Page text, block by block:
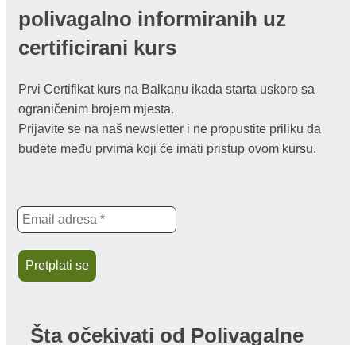
polivagalno informiranih uz
certificirani kurs
Prvi Certifikat kurs na Balkanu ikada starta uskoro sa
ograničenim brojem mjesta.
Prijavite se na naš newsletter i ne propustite priliku da
budete među prvima koji će imati pristup ovom kursu.
Šta očekivati od Polivagalne